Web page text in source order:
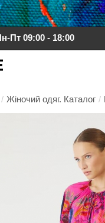
Пт 09:00 - 18:00
/ Жіночий одяг. Каталог /